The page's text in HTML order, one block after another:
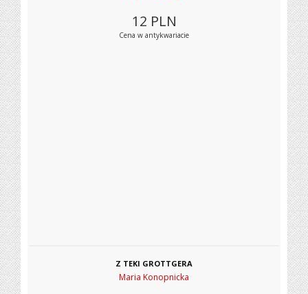
12 PLN
Cena w antykwariacie
Z TEKI GROTTGERA
Maria Konopnicka